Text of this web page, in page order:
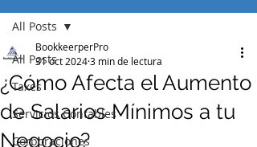
All Posts
Taxes
Servicios Contables
Corporaciones
All Posts
¿Cómo Afecta el Aumento
de Salarios Mínimos a tu
Negocio?
BookkeerperPro
31 oct 20243 min de lectura